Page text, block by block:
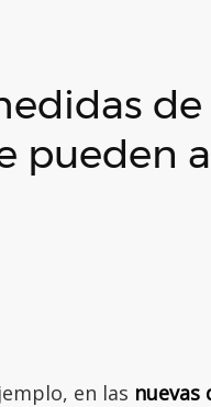
de
pueden
en las nuevas